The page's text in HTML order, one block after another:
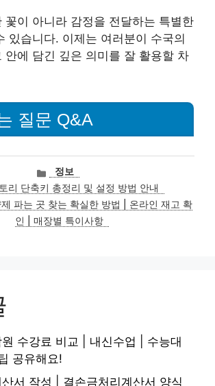
꽃이 아니라 감정을 전달하는 특별한
있습니다. 이제는 여러분이 수국의
안에 담긴 깊은 의미를 잘 활용할 차
질문 Q&A
카
테
고
리
정보
리 단축키 총정리 및 설정 방법 안내
파는 곳 찾는 확실한 방법 | 온라인 재고 확
인 | 매장별 특이사항
수강료 비교 | 내신수업 | 수능대
공유해요!
서 작성 | 결손금처리계산서 양식